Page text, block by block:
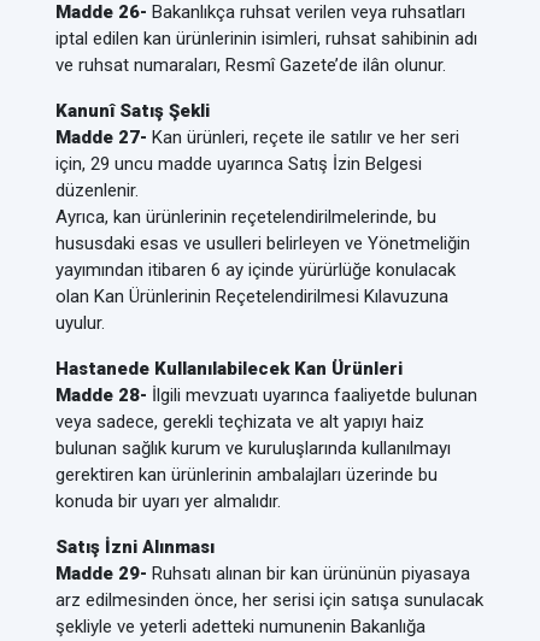
Madde 26- Bakanlıkça ruhsat verilen veya ruhsatları
iptal edilen kan ürünlerinin isimleri, ruhsat sahibinin adı
ve ruhsat numaraları, Resmî Gazete’de ilân olunur.
Kanunî Satış Şekli
Madde 27- Kan ürünleri, reçete ile satılır ve her seri
için, 29 uncu madde uyarınca Satış İzin Belgesi
düzenlenir.
Ayrıca, kan ürünlerinin reçetelendirilmelerinde, bu
hususdaki esas ve usulleri belirleyen ve Yönetmeliğin
yayımından itibaren 6 ay içinde yürürlüğe konulacak
olan Kan Ürünlerinin Reçetelendirilmesi Kılavuzuna
uyulur.
Hastanede Kullanılabilecek Kan Ürünleri
Madde 28- İlgili mevzuatı uyarınca faaliyetde bulunan
veya sadece, gerekli teçhizata ve alt yapıyı haiz
bulunan sağlık kurum ve kuruluşlarında kullanılmayı
gerektiren kan ürünlerinin ambalajları üzerinde bu
konuda bir uyarı yer almalıdır.
Satış İzni Alınması
Madde 29- Ruhsatı alınan bir kan ürününün piyasaya
arz edilmesinden önce, her serisi için satışa sunulacak
şekliyle ve yeterli adetteki numunenin Bakanlığa